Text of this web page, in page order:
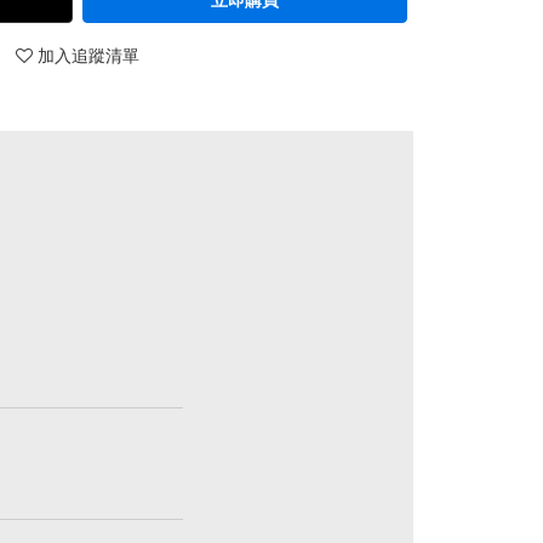
加入追蹤清單